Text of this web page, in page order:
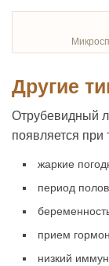
Другие
Отрубевидный
появляется при
жаркие
период
прием
низкий